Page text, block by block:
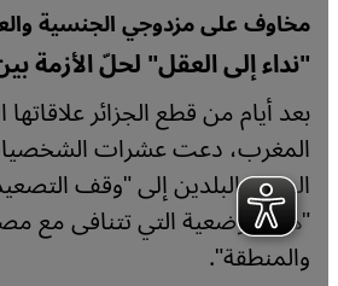
مخاوف على مزدوجي الجنسية
"نداء إلى العقل" لحلّ الأزمة
بعد أيام من قطع الجزائر
المغرب، دعت عشرات
المدني البلدين إلى "وقف
"هذه الوضعية التي تتنافى مع
والمنطقة".